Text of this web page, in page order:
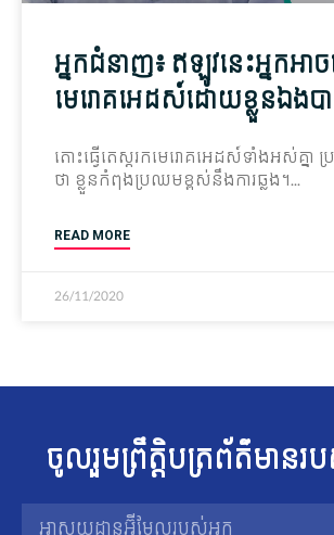
អ្នក​ជំនាញ៖ ឥឡូវនេះ​អ្នក​អាច​
មេរោគ​អេដស៍​ដោយខ្លួនឯង​
តោះ​ធ្វើ​តេស្ត​រក​មេរោគ​អេដស៍​ទាំង​អស់​គ្នា
ថា ខ្លួន​កំពុង​ប្រឈម​ខ្ពស់​នឹង​ការ​ឆ្លង។
READ MORE
26/11/2020
ចូលរួម​ព្រឹត្តិបត្រ​ព័ត៌មាន​រ